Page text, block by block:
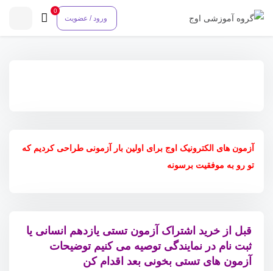
ورود / عضویت
0
آزمون های الکترونیک اوج برای اولین بار آزمونی طراحی کردیم که
تو رو به موفقیت برسونه
قبل از خرید اشتراک آزمون تستی یازدهم انسانی یا
ثبت نام در نمایندگی توصیه می کنیم توضیحات
آزمون های تستی بخونی بعد اقدام کن